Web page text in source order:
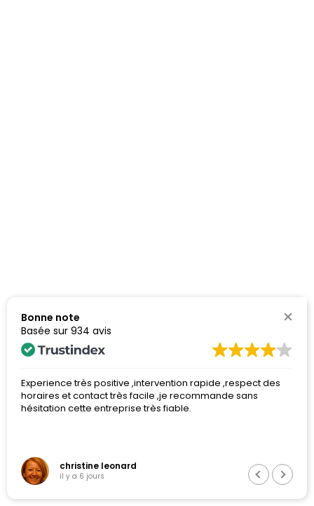
Bonne note
Basée sur 934 avis
Experience très positive ,intervention rapide ,respect des
horaires et contact très facile ,je recommande sans
hésitation cette entreprise très fiable.
christine leonard
il y a 6 jours